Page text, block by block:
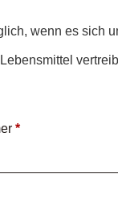
wenn es sich
*